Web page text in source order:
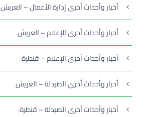
أخبار وأحداث أخرى إدارة الأعمال – العريش
أخبار وأحداث أخرى الإعلام – العريش
أخبار وأحداث أخرى الإعلام – قنطرة
أخبار وأحداث أخرى الصيدلة – العريش
أخبار وأحداث أخرى الصيدلة – قنطرة